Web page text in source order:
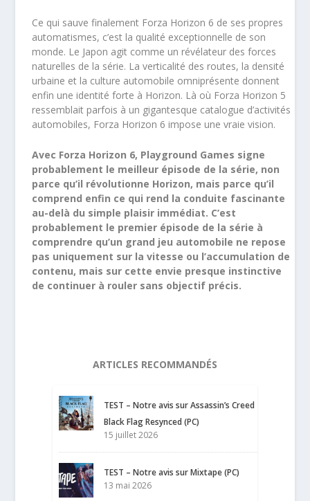
Ce qui sauve finalement Forza Horizon 6 de ses propres
automatismes, c’est la qualité exceptionnelle de son
monde. Le Japon agit comme un révélateur des forces
naturelles de la série. La verticalité des routes, la densité
urbaine et la culture automobile omniprésente donnent
enfin une identité forte à Horizon. Là où Forza Horizon 5
ressemblait parfois à un gigantesque catalogue d’activités
automobiles, Forza Horizon 6 impose une vraie vision.
Avec Forza Horizon 6, Playground Games signe
probablement le meilleur épisode de la série, non
parce qu’il révolutionne Horizon, mais parce qu’il
comprend enfin ce qui rend la conduite fascinante
au-delà du simple plaisir immédiat. C’est
probablement le premier épisode de la série à
comprendre qu’un grand jeu automobile ne repose
pas uniquement sur la vitesse ou l’accumulation de
contenu, mais sur cette envie presque instinctive
de continuer à rouler sans objectif précis.
ARTICLES RECOMMANDÉS
TEST – Notre avis sur Assassin’s Creed
Black Flag Resynced (PC)
15 juillet 2026
TEST – Notre avis sur Mixtape (PC)
13 mai 2026